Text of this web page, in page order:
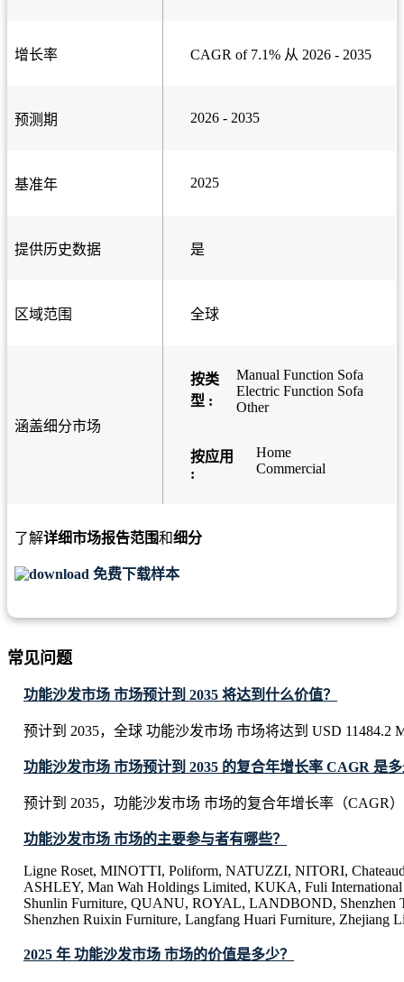
增长率 CAGR of 7.1% 从 2026 - 2035
预测期 2026 - 2035
基准年 2025
提供历史数据 是
区域范围 全球
涵盖细分市场
按类
型 :
Manual Function Sofa
Electric Function Sofa
Other
按应用
:
Home
Commercial
了解详细市场报告范围和细分
免费下载样本
常见问题
功能沙发市场 市场预计到 2035 将达到什么价值？
预计到 2035，全球 功能沙发市场 市场将达到 USD 11484.2
功能沙发市场 市场预计到 2035 的复合年增长率 CAGR 是
预计到 2035，功能沙发市场 市场的复合年增长率（CAGR
功能沙发市场 市场的主要参与者有哪些？
Ligne Roset, MINOTTI, Poliform, NATUZZI, NITORI,
ASHLEY, Man Wah Holdings Limited, KUKA, Fuli
Shunlin Furniture, QUANU, ROYAL, LANDBOND, Shenzhen
Shenzhen Ruixin Furniture, Langfang Huari Furniture, Zhejiang
2025 年 功能沙发市场 市场的价值是多少？